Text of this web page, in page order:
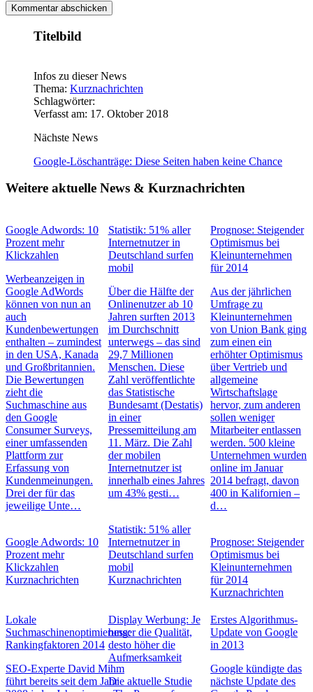
Titelbild
Infos zu dieser News
Thema: Kurznachrichten
Schlagwörter:
Verfasst am: 17. Oktober 2018
Nächste News
Google-Löschanträge: Diese Seiten haben keine Chance
Weitere aktuelle News & Kurznachrichten
Google Adwords: 10
Prozent mehr
Klickzahlen
Werbeanzeigen in
Google AdWords
können von nun an
auch
Kundenbewertungen
enthalten – zumindest
in den USA, Kanada
und Großbritannien.
Die Bewertungen
zieht die
Suchmaschine aus
den Google
Consumer Surveys,
einer umfassenden
Plattform zur
Erfassung von
Kundenmeinungen.
Drei der für das
jeweilige Unte…
Google Adwords: 10
Prozent mehr
Klickzahlen
Kurznachrichten
Statistik: 51% aller
Internetnutzer in
Deutschland surfen
mobil
Über die Hälfte der
Onlinenutzer ab 10
Jahren surften 2013
im Durchschnitt
unterwegs – das sind
29,7 Millionen
Menschen. Diese
Zahl veröffentlichte
das Statistische
Bundesamt (Destatis)
in einer
Pressemitteilung am
11. März. Die Zahl
der mobilen
Internetnutzer ist
innerhalb eines Jahres
um 43% gesti…
Statistik: 51% aller
Internetnutzer in
Deutschland surfen
mobil
Kurznachrichten
Prognose: Steigender
Optimismus bei
Kleinunternehmen
für 2014
Aus der jährlichen
Umfrage zu
Kleinunternehmen
von Union Bank ging
zum einen ein
erhöhter Optimismus
über Vertrieb und
allgemeine
Wirtschaftslage
hervor, zum anderen
sollen weniger
Mitarbeiter entlassen
werden. 500 kleine
Unternehmen wurden
online im Januar
2014 befragt, davon
400 in Kalifornien –
d…
Prognose: Steigender
Optimismus bei
Kleinunternehmen
für 2014
Kurznachrichten
Lokale
Suchmaschinenoptimierung:
Rankingfaktoren 2014
SEO-Experte David Mihm
führt bereits seit dem Jahr
Display Werbung: Je
besser die Qualität,
desto höher die
Aufmerksamkeit
Die aktuelle Studie
Erstes Algorithmus-
Update von Google
in 2013
Google kündigte das
nächste Update des